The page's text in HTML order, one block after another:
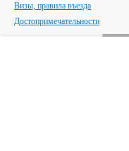
Визы, правила въезда
Достопримечательности